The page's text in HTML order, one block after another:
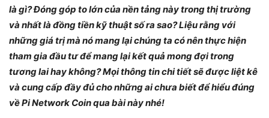
là gì? Đóng góp to lớn của nền tảng này trong thị trường
và nhất là đồng tiền kỹ thuật số ra sao? Liệu rằng với
những giá trị mà nó mang lại chúng ta có nên thực hiện
tham gia đầu tư để mang lại kết quả mong đợi trong
tương lai hay không? Mọi thông tin chi tiết sẽ được liệt kê
và cung cấp đầy đủ cho những ai chưa biết để hiểu đúng
về Pi Network Coin qua bài này nhé!